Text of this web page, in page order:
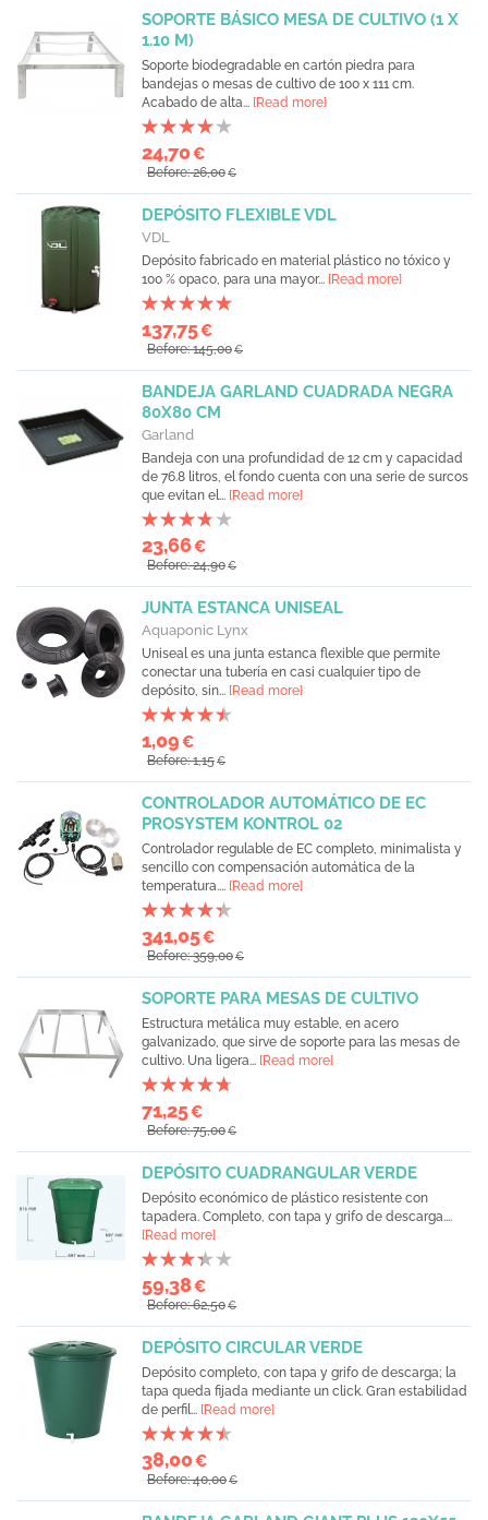
SOPORTE BÁSICO MESA DE CULTIVO (1 X
1.10 M)
Soporte biodegradable en cartón piedra para
bandejas o mesas de cultivo de 100 x 111 cm.
Acabado de alta... [Read more]
24,70€
Before: 26,00€
DEPÓSITO FLEXIBLE VDL
VDL
Depósito fabricado en material plástico no tóxico y
100 % opaco, para una mayor... [Read more]
137,75€
Before: 145,00€
BANDEJA GARLAND CUADRADA NEGRA
80X80 CM
Garland
Bandeja con una profundidad de 12 cm y capacidad
de 76.8 litros, el fondo cuenta con una serie de surcos
que evitan el... [Read more]
23,66€
Before: 24,90€
JUNTA ESTANCA UNISEAL
Aquaponic Lynx
Uniseal es una junta estanca flexible que permite
conectar una tubería en casi cualquier tipo de
depósito, sin... [Read more]
1,09€
Before: 1,15€
CONTROLADOR AUTOMÁTICO DE EC
PROSYSTEM KONTROL 02
Controlador regulable de EC completo, minimalista y
sencillo con compensación automática de la
temperatura.... [Read more]
341,05€
Before: 359,00€
SOPORTE PARA MESAS DE CULTIVO
Estructura metálica muy estable, en acero
galvanizado, que sirve de soporte para las mesas de
cultivo. Una ligera... [Read more]
71,25€
Before: 75,00€
DEPÓSITO CUADRANGULAR VERDE
Depósito económico de plástico resistente con
tapa dera. Completo, con tapa y grifo de descarga....
[Read more]
59,38€
Before: 62,50€
DEPÓSITO CIRCULAR VERDE
Depósito completo, con tapa y grifo de descarga; la
tapa queda fijada mediante un click. Gran estabilidad
de perfil... [Read more]
38,00€
Before: 40,00€